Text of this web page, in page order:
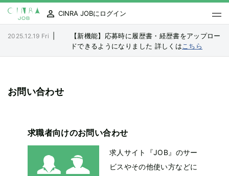
CINRA JOBにログイン
2025.12.19 Fri
【新機能】応募時に履歴書・経歴書をアップロー
ドできるようになりました 詳しくは こちら
お問い合わせ
求職者向けのお問い合わせ
求人サイト『JOB』のサー
ビスやその他使い方などに